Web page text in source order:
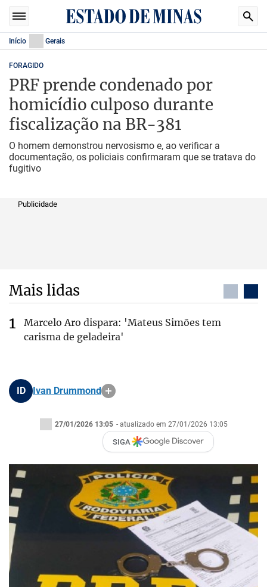
Início Gerais
FORAGIDO
PRF prende condenado por
homicídio culposo durante
fiscalização na BR-381
O homem demonstrou nervosismo e, ao verificar a
documentação, os policiais confirmaram que se tratava do
fugitivo
Publicidade
Mais lidas
Marcelo Aro dispara: 'Mateus Simões tem
carisma de geladeira'
ID Ivan Drummond
27/01/2026 13:05 - atualizado em 27/01/2026 13:05
SIGA